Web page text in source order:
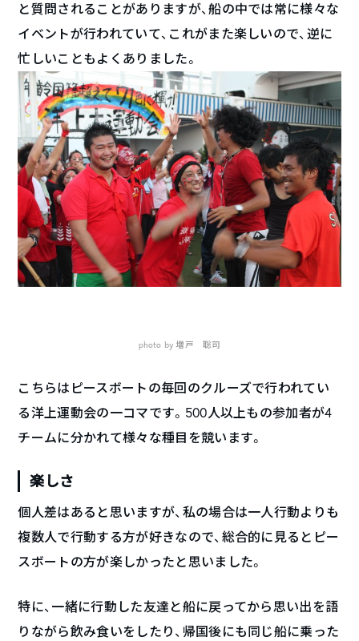
と質問されることがありますが、船の中では常に様々な
イベントが行われていて、これがまた楽しいので、逆に
忙しいこともよくありました。
photo by 増戸 聡司
こちらはピースボートの毎回のクルーズで行われてい
る洋上運動会の一コマです。500人以上もの参加者が4
チームに分かれて様々な種目を競います。
楽しさ
個人差はあると思いますが、私の場合は一人行動よりも
複数人で行動する方が好きなので、総合的に見るとピー
スボートの方が楽しかったと思いました。
特に、一緒に行動した友達と船に戻ってから思い出を語
りながら飲み食いをしたり、帰国後にも同じ船に乗った